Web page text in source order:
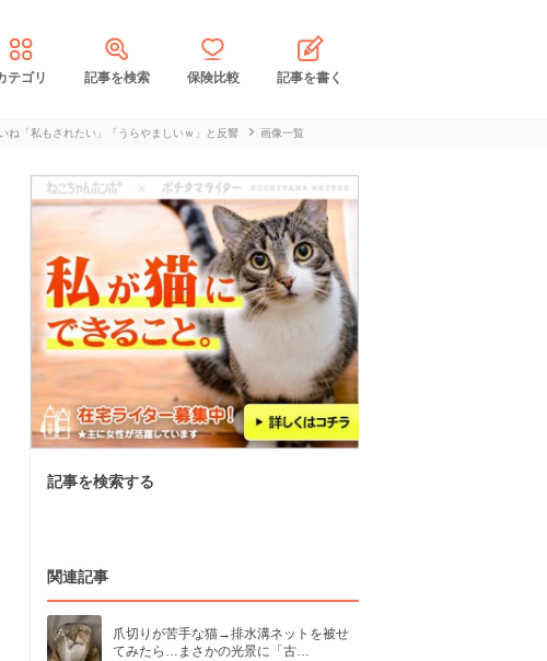
テゴリ 記事を検索 保険比較 記事を書く
「私もされたい」「うらやましいｗ」と反響 画像一覧
記事を検索する
関連記事
爪切りが苦手な猫→排水溝ネットを被せ
てみたら…まさかの光景に「古…